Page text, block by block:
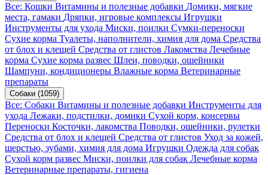
Все: Кошки Витамины и полезные добавки Домики, мягкие
места, гамаки Дряпки, игровые комплексы Игрушки
Инструменты для ухода Миски, поилки Сумки-переноски
Сухие корма Туалеты, наполнители, химия для дома Средства
от блох и клещей Средства от глистов Лакомства Лечебные
корма Сухие корма развес Шлеи, поводки, ошейники
Шампуни, кондиционеры Влажные корма Ветеринарные
препараты
Собаки (1059)
Все: Собаки Витамины и полезные добавки Инструменты для
ухода Лежаки, подстилки, домики Сухой корм, консервы
Переноски Косточки, лакомства Поводки, ошейники, рулетки
Средства от блох и клещей Средства от глистов Уход за кожей,
шерстью, зубами, химия для дома Игрушки Одежда для собак
Сухой корм развес Миски, поилки для собак Лечебные корма
Ветеринарные препараты, гигиена